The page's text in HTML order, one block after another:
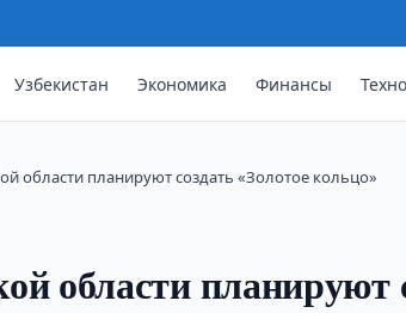
Узбекистан Экономика Финансы
области планируют создать «Золотое кольцо»
области планируют